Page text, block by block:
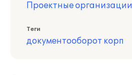
Проектные организации
Теги
документооборот корп